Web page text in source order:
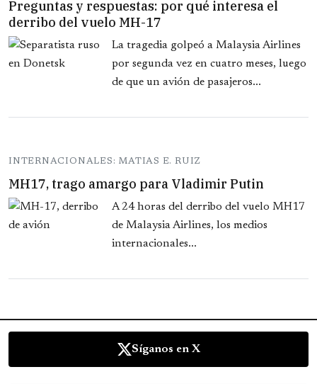
Preguntas y respuestas: por qué interesa el
derribo del vuelo MH-17
La tragedia golpeó a Malaysia Airlines
por segunda vez en cuatro meses, luego
de que un avión de pasajeros...
INTERNACIONALES: MATIAS E. RUIZ
MH17, trago amargo para Vladimir Putin
A 24 horas del derribo del vuelo MH17
de Malaysia Airlines, los medios
internacionales...
Síganos en X